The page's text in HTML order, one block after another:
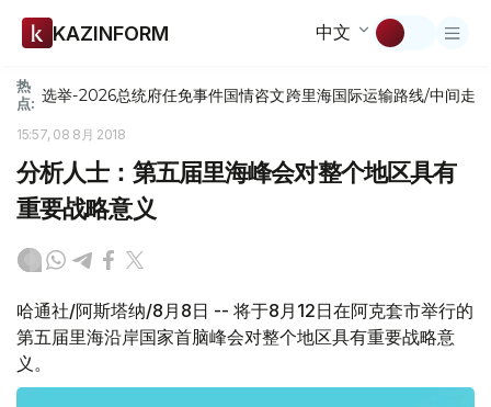
KAZINFORM 中文
热
点: 选举-2026总统府任免事件国情咨文跨里海国际运输路线/中间走廊
15:57, 08 8月 2018
分析人士：第五届里海峰会对整个地区具有
重要战略意义
哈通社/阿斯塔纳/8月8日 -- 将于8月12日在阿克套市举行的
第五届里海沿岸国家首脑峰会对整个地区具有重要战略意
义。